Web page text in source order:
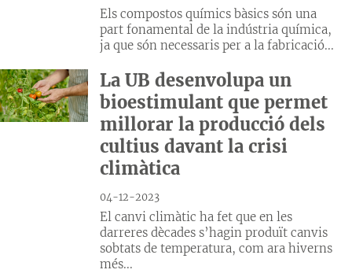
Els compostos químics bàsics són una
part fonamental de la indústria química,
ja que són necessaris per a la fabricació...
La UB desenvolupa un
bioestimulant que permet
millorar la producció dels
cultius davant la crisi
climàtica
04-12-2023
El canvi climàtic ha fet que en les
darreres dècades s’hagin produït canvis
sobtats de temperatura, com ara hiverns
més...